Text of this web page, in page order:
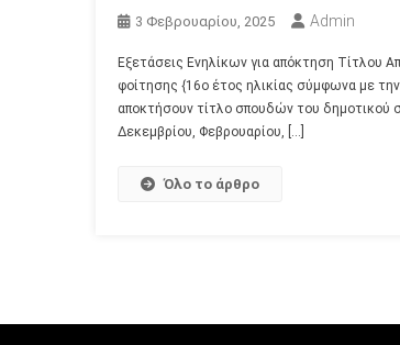
3 Φεβρουαρίου, 2025 Admin
Εξετάσεις Ενηλίκων για απόκτηση Τίτλου
φοίτησης {16ο έτος ηλικίας σύμφωνα με
αποκτήσουν τίτλο σπουδών του δημοτικού
Δεκεμβρίου, Φεβρουαρίου, […]
Όλο το άρθρο